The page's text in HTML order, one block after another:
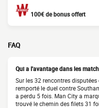
100€ de bonus offert
FAQ
Qui a l'avantage dans les
Sur les 32 rencontres
remporté le duel contre
a perdu 5 fois. Man City a
trouvé le chemin des filets 31